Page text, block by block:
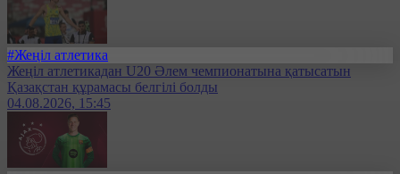
#Жеңіл атлетика
Жеңіл атлетикадан U20 Әлем чемпионатына қатысатын
Қазақстан құрамасы белгілі болды
04.08.2026, 15:45